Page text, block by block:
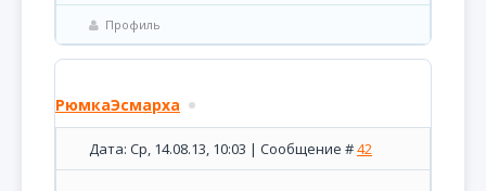
Профиль
РюмкаЭсмарха
Дата: Ср, 14.08.13, 10:03 | Сообщение #42